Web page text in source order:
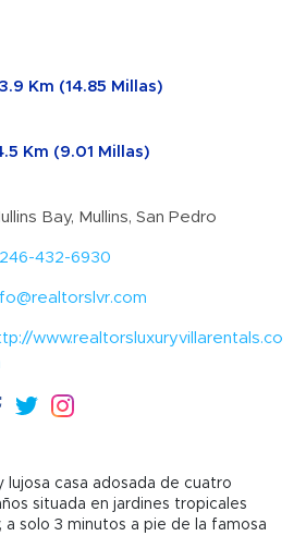
Km (14.85 Millas)
Km (9.01 Millas)
Bay, Mullins, San Pedro
432-6930
www.realtorsluxuryvillarentals.co
lujosa casa adosada de cuatro
situada en jardines tropicales
a solo 3 minutos a pie de la famosa